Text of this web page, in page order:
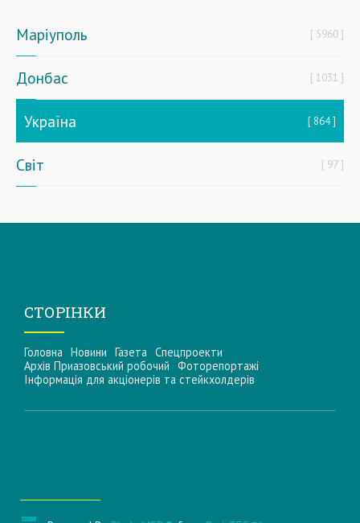
Маріуполь 5960
Донбас 1031
Україна 864
Світ 97
СТОРІНКИ
Головна Новини Газета Спецпроекти
Архів Приазовський робочий Фоторепортажі
Інформацiя для акцiонерiв та стейкхолдерiв